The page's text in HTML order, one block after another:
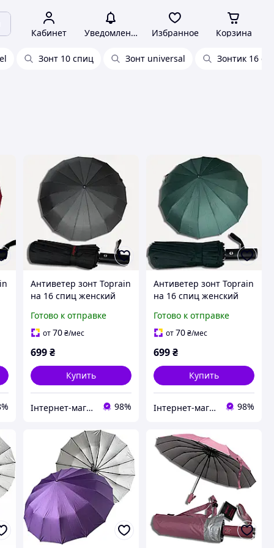
Кабинет Уведомления Избранное Корзина
Зонт 10 спиц Зонт universal Зонтик 16
Антиветер зонт Toprain
на 16 спиц женский
автомат складной
качественный
антишторм от дождя
Готово к отправке
от70 ₴/мес
699 ₴
Купить
Інтернет-магазин Sport Year 98%
Антиветер зонт Toprain
на 16 спиц женский
автомат складной
качественный
антишторм от дождя
Готово к отправке
от70₴/мес
699₴
Купить
Інтернет-магазин Sport Year 98%